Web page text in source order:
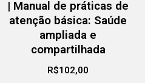
| Manual de práticas de
atenção básica: Saúde
ampliada e
compartilhada
R$102,00